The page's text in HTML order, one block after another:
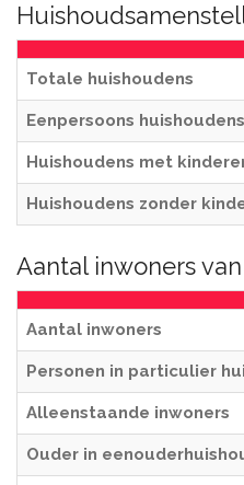
Totale huishoudens
Eenpersoons huishoudens
Huishoudens met
Huishoudens zonder
Aantal inwoners
Aantal inwoners
Personen in particulier
Alleenstaande inwoners
Ouder in